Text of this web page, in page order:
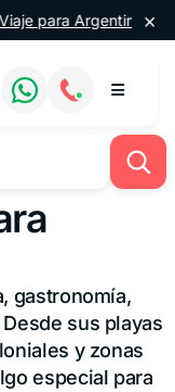
Argentina•🔔 60%×
gastronomía,
sus playas
y zonas
especial para